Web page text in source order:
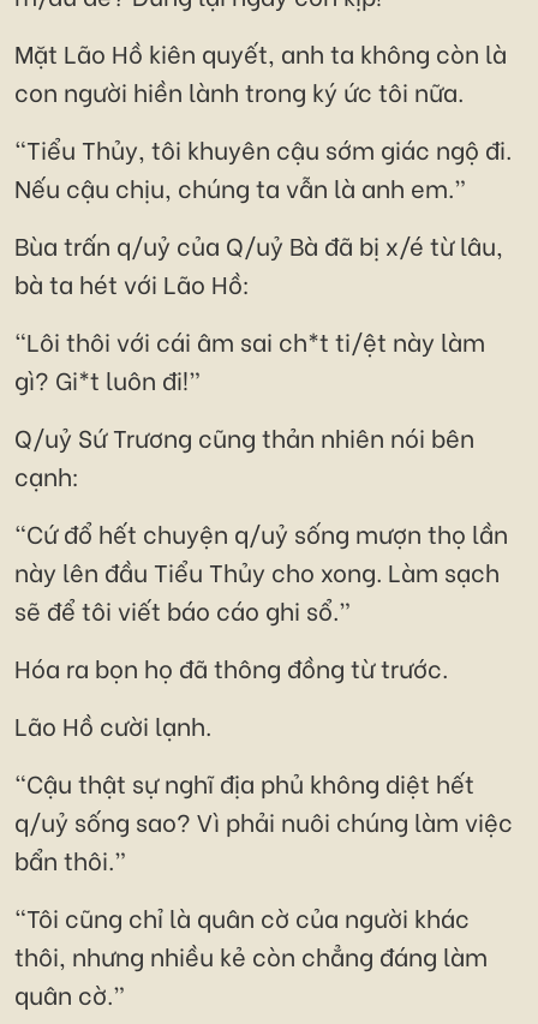
Mặt Lão Hồ kiên quyết, anh ta không còn là
con người hiền lành trong ký ức tôi nữa.
“Tiểu Thủy, tôi khuyên cậu sớm giác ngộ đi.
Nếu cậu chịu, chúng ta vẫn là anh em.”
Bùa trấn q/uỷ của Q/uỷ Bà đã bị x/é từ lâu,
bà ta hét với Lão Hồ:
“Lôi thôi với cái âm sai ch*t ti/ệt này làm
gì? Gi*t luôn đi!”
Q/uỷ Sứ Trương cũng thản nhiên nói bên
cạnh:
“Cứ đổ hết chuyện q/uỷ sống mượn thọ lần
này lên đầu Tiểu Thủy cho xong. Làm sạch
sẽ để tôi viết báo cáo ghi sổ.”
Hóa ra bọn họ đã thông đồng từ trước.
Lão Hồ cười lạnh.
“Cậu thật sự nghĩ địa phủ không diệt hết
q/uỷ sống sao? Vì phải nuôi chúng làm việc
bẩn thôi.”
“Tôi cũng chỉ là quân cờ của người khác
thôi, nhưng nhiều kẻ còn chẳng đáng làm
quân cờ.”